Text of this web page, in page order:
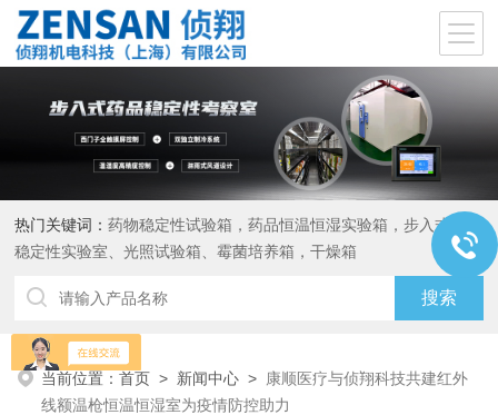
热门关键词：药物稳定性试验箱，药品恒温恒湿实验箱，步入式药品
稳定性实验室、光照试验箱、霉菌培养箱，干燥箱
当前位置：首页 > 新闻中心 > 康顺医疗与侦翔科技共建红外
线额温枪恒温恒湿室为疫情防控助力